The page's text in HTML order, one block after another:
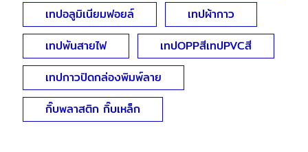
เทปอลูมิเนียมฟอยล์
เทปผ้ากาว
เทปพันสายไฟ
เทปOPPสีเทปPVCสี
เทปกาวปิดกล่องพิมพ์ลาย
กิ๊บพลาสติก กิ๊บเหล็ก